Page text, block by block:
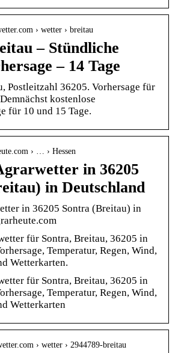
› wetter › breitau
– Stündliche
– 14 Tage
Postleitzahl 36205. Vorhersage für
kostenlose
für 10 und 15 Tage.
› … › Hessen
in 36205
in Deutschland
in 36205 Sontra (Breitau) in
für Sontra, Breitau, 36205 in
Temperatur, Regen, Wind,
Wetterkarten.
für Sontra, Breitau, 36205 in
Temperatur, Regen, Wind,
Wetterkarten
› wetter › 2944789-breitau